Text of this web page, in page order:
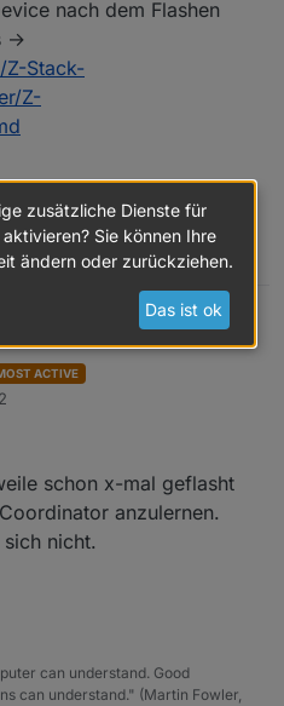
nach dem Flashen
→
Stack-
Z-
0
sagte in[Verkaufe]
LAN/USB/WLAN Gateway
:
wie lerne ich den Stick jetzt
Seite, geht das Device nach
Flashen direkt in den
→
ACTIVE
schon x-mal geflasht
anzulernen.
nicht.
can understand. Good
can understand." (Martin Fowler,
zusätzliche Dienste für
aktivieren? Sie können Ihre
ändern oder zurückziehen.
Das ist ok